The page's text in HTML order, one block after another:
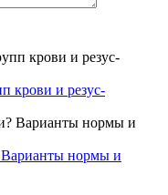
крови и резус-
Варианты нормы и